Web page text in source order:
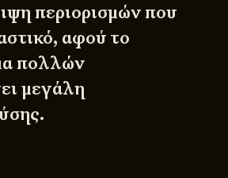
περιορισμών που
αφού το
πολλών
μεγάλη